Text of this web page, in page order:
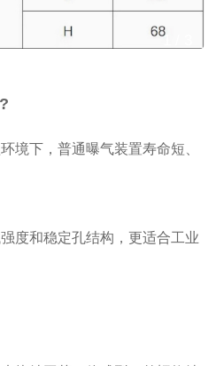
1
境下，普通曝气装置寿命短、
度和稳定孔结构，更适合工业